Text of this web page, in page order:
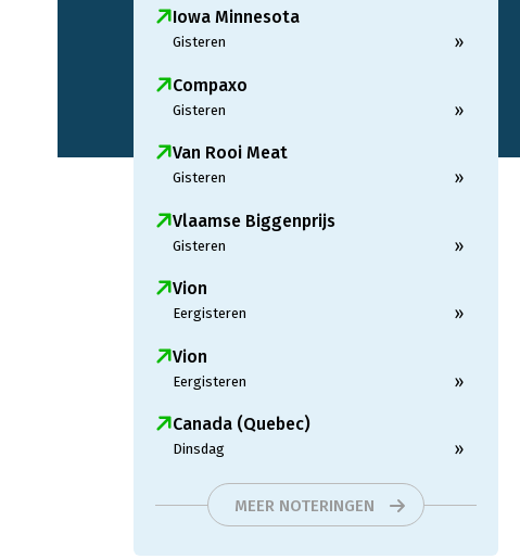
Iowa Minnesota
Gisteren »
Compaxo
Gisteren »
Van Rooi Meat
Gisteren »
Vlaamse Biggenprijs
Gisteren »
Vion
Eergisteren »
Vion
Eergisteren »
Canada (Quebec)
Dinsdag »
MEER NOTERINGEN